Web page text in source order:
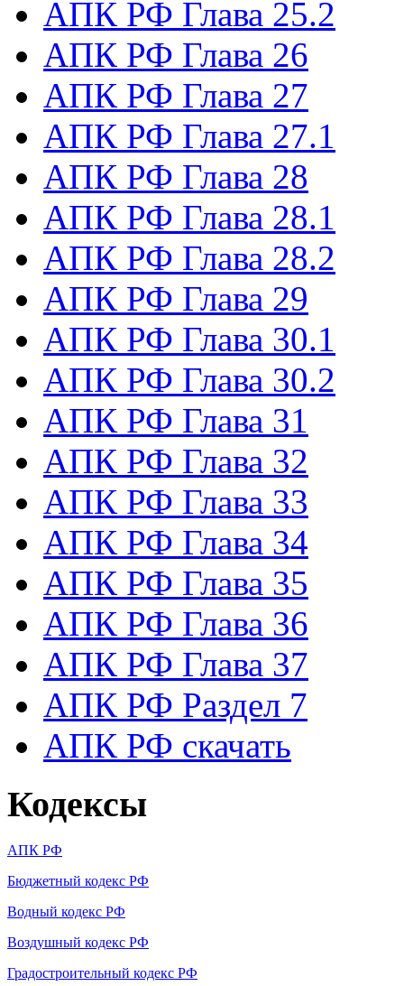
АПК РФ Глава 25.2
АПК РФ Глава 26
АПК РФ Глава 27
АПК РФ Глава 27.1
АПК РФ Глава 28
АПК РФ Глава 28.1
АПК РФ Глава 28.2
АПК РФ Глава 29
АПК РФ Глава 30.1
АПК РФ Глава 30.2
АПК РФ Глава 31
АПК РФ Глава 32
АПК РФ Глава 33
АПК РФ Глава 34
АПК РФ Глава 35
АПК РФ Глава 36
АПК РФ Глава 37
АПК РФ Раздел 7
АПК РФ скачать
Кодексы
АПК РФ
Бюджетный кодекс РФ
Водный кодекс РФ
Воздушный кодекс РФ
Градостроительный кодекс РФ